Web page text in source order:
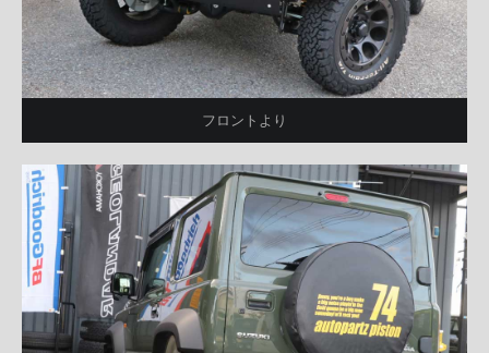
フロントより